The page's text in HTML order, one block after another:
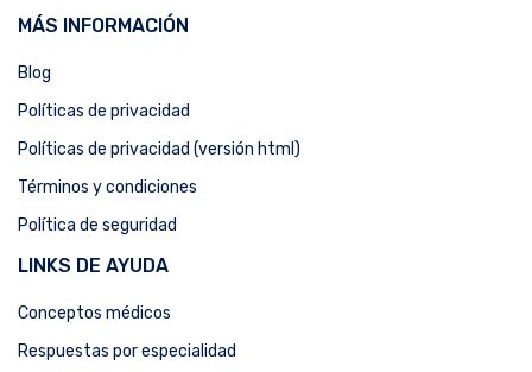
MÁS INFORMACIÓN
Blog
Políticas de privacidad
Políticas de privacidad (versión html)
Términos y condiciones
Política de seguridad
LINKS DE AYUDA
Conceptos médicos
Respuestas por especialidad